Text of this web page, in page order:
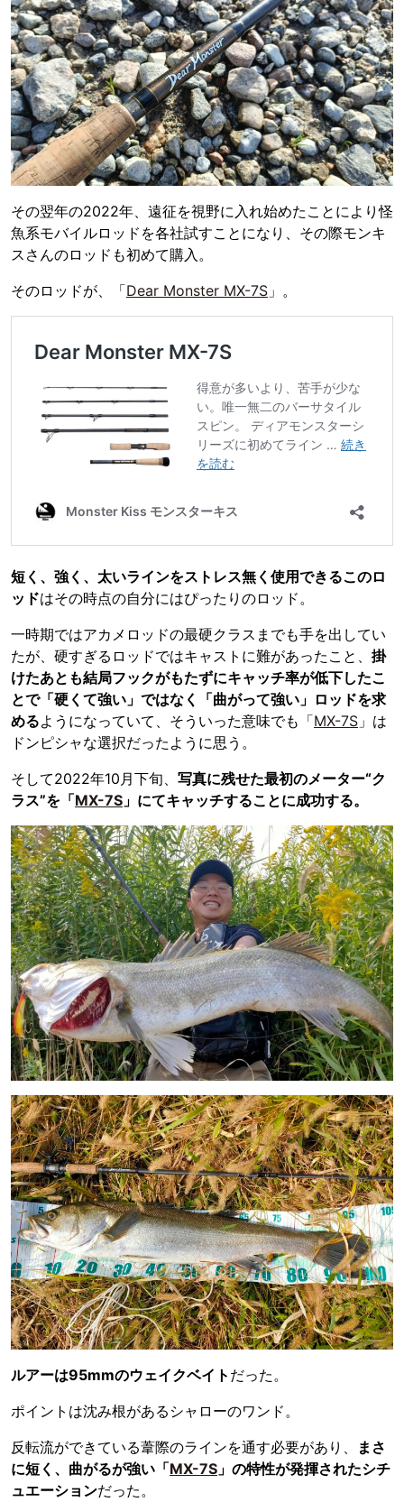
その翌年の2022年、遠征を視野に入れ始めたことにより怪
魚系モバイルロッドを各社試すことになり、その際モンキ
スさんのロッドも初めて購入。
そのロッドが、「Dear Monster MX-7S 」。
短く、強く、太いラインをストレス無く使用できるこのロ
ッドはその時点の自分にはぴったりのロッド。
一時期ではアカメロッドの最硬クラスまでも手を出してい
たが、硬すぎるロッドではキャストに難があったこと、 掛
けたあとも結局フックがもたずにキャッチ率が低下したこ
とで「硬くて強い」ではなく「曲がって強い」ロッドを求
めるようになっていて、そういった意味でも「MX-7S 」は
ドンピシャな選択だったように思う。
そして2022年10月下旬、 写真に残せた最初のメーター“ク
ラス”を「MX-7S 」にてキャッチすることに成功する。
ルアーは95mmのウェイクベイト だった。
ポイントは沈み根があるシャローのワンド。
反転流ができている葦際のラインを通す必要があり、
まさ
に短く、曲がるが強い「MX-7S 」の特性が発揮されたシチ
ュエーションだった。